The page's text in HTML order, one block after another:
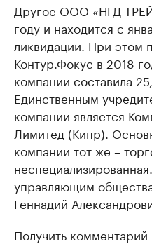
Крупнейшие
продавцы медийной
Ознакомьтесь с информацией в
Другое ООО «НГД
году и находится с
ликвидации. При этом
Контур.Фокус в 2018
компании составила
Единственным
компании является
Лимитед (Кипр).
компании тот же –
управляющим
Геннадий
Получить